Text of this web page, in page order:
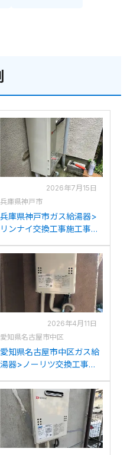
2026年7月15日
兵庫県神戸市
兵庫県神戸市ガス給湯器>
リンナイ交換工事施工事
からリンナイGQ-1639WS-
1への交換
2026年4月11日
愛知県名古屋市中区
愛知県名古屋市中区ガス給
湯器>ノーリツ交換工事施
1605PSからノーリツGQ-
1639WS-1への交換